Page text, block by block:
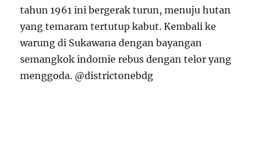
tahun 1961 ini bergerak turun, menuju hutan
yang temaram tertutup kabut. Kembali ke
warung di Sukawana dengan bayangan
semangkok indomie rebus dengan telor yang
menggoda. @districtonebdg